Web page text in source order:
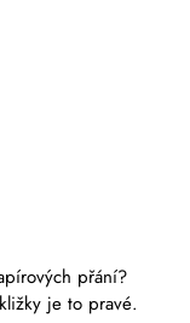
přání?
je to pravé.